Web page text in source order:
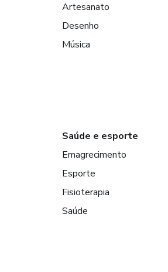
Artesanato
Desenho
Música
Saúde e esporte
Emagrecimento
Esporte
Fisioterapia
Saúde